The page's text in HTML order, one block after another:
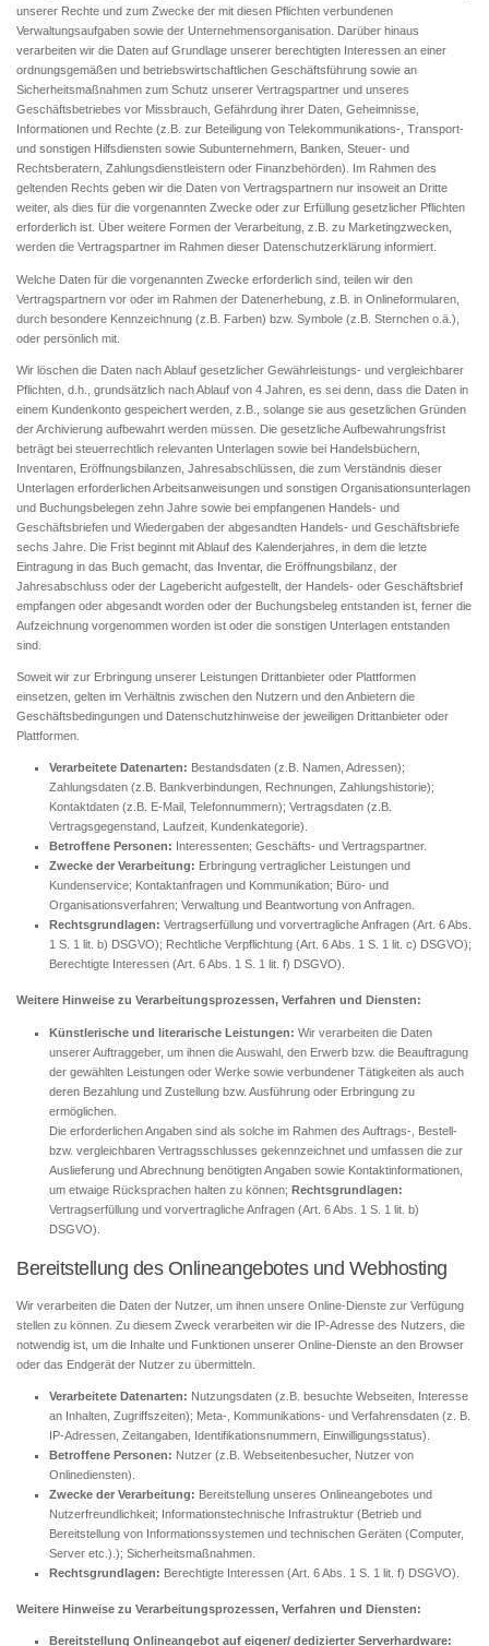
unserer Rechte und zum Zwecke der mit diesen Pflichten verbundenen
Verwaltungsaufgaben sowie der Unternehmensorganisation. Darüber hinaus
verarbeiten wir die Daten auf Grundlage unserer berechtigten Interessen an einer
ordnungsgemäßen und betriebswirtschaftlichen Geschäftsführung sowie an
Sicherheitsmaßnahmen zum Schutz unserer Vertragspartner und unseres
Geschäftsbetriebes vor Missbrauch, Gefährdung ihrer Daten, Geheimnisse,
Informationen und Rechte (z.B. zur Beteiligung von Telekommunikations-, Transport-
und sonstigen Hilfsdiensten sowie Subunternehmern, Banken, Steuer- und
Rechtsberatern, Zahlungsdienstleistern oder Finanzbehörden). Im Rahmen des
geltenden Rechts geben wir die Daten von Vertragspartnern nur insoweit an Dritte
weiter, als dies für die vorgenannten Zwecke oder zur Erfüllung gesetzlicher Pflichten
erforderlich ist. Über weitere Formen der Verarbeitung, z.B. zu Marketingzwecken,
werden die Vertragspartner im Rahmen dieser Datenschutzerklärung informiert.
Welche Daten für die vorgenannten Zwecke erforderlich sind, teilen wir den
Vertragspartnern vor oder im Rahmen der Datenerhebung, z.B. in Onlineformularen,
durch besondere Kennzeichnung (z.B. Farben) bzw. Symbole (z.B. Sternchen o.ä.),
oder persönlich mit.
Wir löschen die Daten nach Ablauf gesetzlicher Gewährleistungs- und vergleichbarer
Pflichten, d.h., grundsätzlich nach Ablauf von 4 Jahren, es sei denn, dass die Daten in
einem Kundenkonto gespeichert werden, z.B., solange sie aus gesetzlichen Gründen
der Archivierung aufbewahrt werden müssen. Die gesetzliche Aufbewahrungsfrist
beträgt bei steuerrechtlich relevanten Unterlagen sowie bei Handelsbüchern,
Inventaren, Eröffnungsbilanzen, Jahresabschlüssen, die zum Verständnis dieser
Unterlagen erforderlichen Arbeitsanweisungen und sonstigen Organisationsunterlagen
und Buchungsbelegen zehn Jahre sowie bei empfangenen Handels- und
Geschäftsbriefen und Wiedergaben der abgesandten Handels- und Geschäftsbriefe
sechs Jahre. Die Frist beginnt mit Ablauf des Kalenderjahres, in dem die letzte
Eintragung in das Buch gemacht, das Inventar, die Eröffnungsbilanz, der
Jahresabschluss oder der Lagebericht aufgestellt, der Handels- oder Geschäftsbrief
empfangen oder abgesandt worden oder der Buchungsbeleg entstanden ist, ferner die
Aufzeichnung vorgenommen worden ist oder die sonstigen Unterlagen entstanden
sind.
Soweit wir zur Erbringung unserer Leistungen Drittanbieter oder Plattformen
einsetzen, gelten im Verhältnis zwischen den Nutzern und den Anbietern die
Geschäftsbedingungen und Datenschutzhinweise der jeweiligen Drittanbieter oder
Plattformen.
Verarbeitete Datenarten: Bestandsdaten (z.B. Namen, Adressen);
Zahlungsdaten (z.B. Bankverbindungen, Rechnungen, Zahlungshistorie);
Kontaktdaten (z.B. E-Mail, Telefonnummern); Vertragsdaten (z.B.
Vertragsgegenstand, Laufzeit, Kundenkategorie).
Betroffene Personen: Interessenten; Geschäfts- und Vertragspartner.
Zwecke der Verarbeitung: Erbringung vertraglicher Leistungen und
Kundenservice; Kontaktanfragen und Kommunikation; Büro- und
Organisationsverfahren; Verwaltung und Beantwortung von Anfragen.
Rechtsgrundlagen: Vertragserfüllung und vorvertragliche Anfragen (Art. 6 Abs.
1 S. 1 lit. b) DSGVO); Rechtliche Verpflichtung (Art. 6 Abs. 1 S. 1 lit. c) DSGVO);
Berechtigte Interessen (Art. 6 Abs. 1 S. 1 lit. f) DSGVO).
Weitere Hinweise zu Verarbeitungsprozessen, Verfahren und Diensten:
Künstlerische und literarische Leistungen: Wir verarbeiten die Daten
unserer Auftraggeber, um ihnen die Auswahl, den Erwerb bzw. die Beauftragung
der gewählten Leistungen oder Werke sowie verbundener Tätigkeiten als auch
deren Bezahlung und Zustellung bzw. Ausführung oder Erbringung zu
ermöglichen.
Die erforderlichen Angaben sind als solche im Rahmen des Auftrags-, Bestell-
bzw. vergleichbaren Vertragsschlusses gekennzeichnet und umfassen die zur
Auslieferung und Abrechnung benötigten Angaben sowie Kontaktinformationen,
um etwaige Rücksprachen halten zu können; Rechtsgrundlagen:
Vertragserfüllung und vorvertragliche Anfragen (Art. 6 Abs. 1 S. 1 lit. b)
DSGVO).
Bereitstellung des Onlineangebotes und Webhosting
Wir verarbeiten die Daten der Nutzer, um ihnen unsere Online-Dienste zur Verfügung
stellen zu können. Zu diesem Zweck verarbeiten wir die IP-Adresse des Nutzers, die
notwendig ist, um die Inhalte und Funktionen unserer Online-Dienste an den Browser
oder das Endgerät der Nutzer zu übermitteln.
Verarbeitete Datenarten: Nutzungsdaten (z.B. besuchte Webseiten, Interesse
an Inhalten, Zugriffszeiten); Meta-, Kommunikations- und Verfahrensdaten (z. B.
IP-Adressen, Zeitangaben, Identifikationsnummern, Einwilligungsstatus).
Betroffene Personen: Nutzer (z.B. Webseitenbesucher, Nutzer von
Onlinediensten).
Zwecke der Verarbeitung: Bereitstellung unseres Onlineangebotes und
Nutzerfreundlichkeit; Informationstechnische Infrastruktur (Betrieb und
Bereitstellung von Informationssystemen und technischen Geräten (Computer,
Server etc.).); Sicherheitsmaßnahmen.
Rechtsgrundlagen: Berechtigte Interessen (Art. 6 Abs. 1 S. 1 lit. f) DSGVO).
Weitere Hinweise zu Verarbeitungsprozessen, Verfahren und Diensten:
Bereitstellung Onlineangebot auf eigener/ dedizierter Serverhardware: